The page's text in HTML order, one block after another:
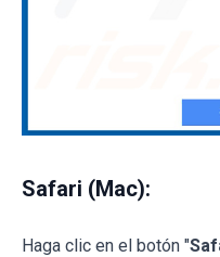
Safari (Mac):
Haga clic en el botón "